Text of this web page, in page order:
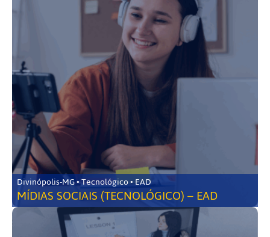
Divinópolis-MG • Tecnológico • EAD
MÍDIAS SOCIAIS (TECNOLÓGICO) – EAD